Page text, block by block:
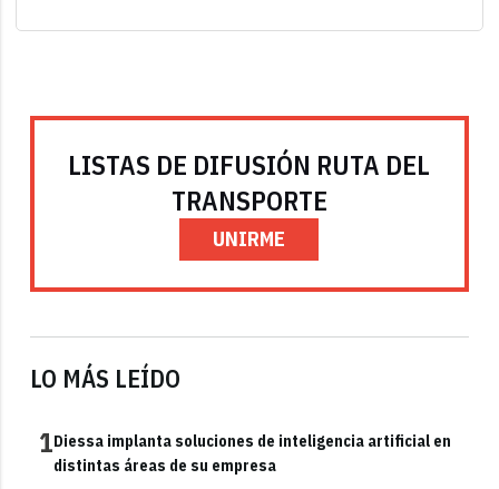
LISTAS DE DIFUSIÓN RUTA DEL
TRANSPORTE
UNIRME
LO MÁS LEÍDO
1Diessa implanta soluciones de inteligencia artificial en
distintas áreas de su empresa